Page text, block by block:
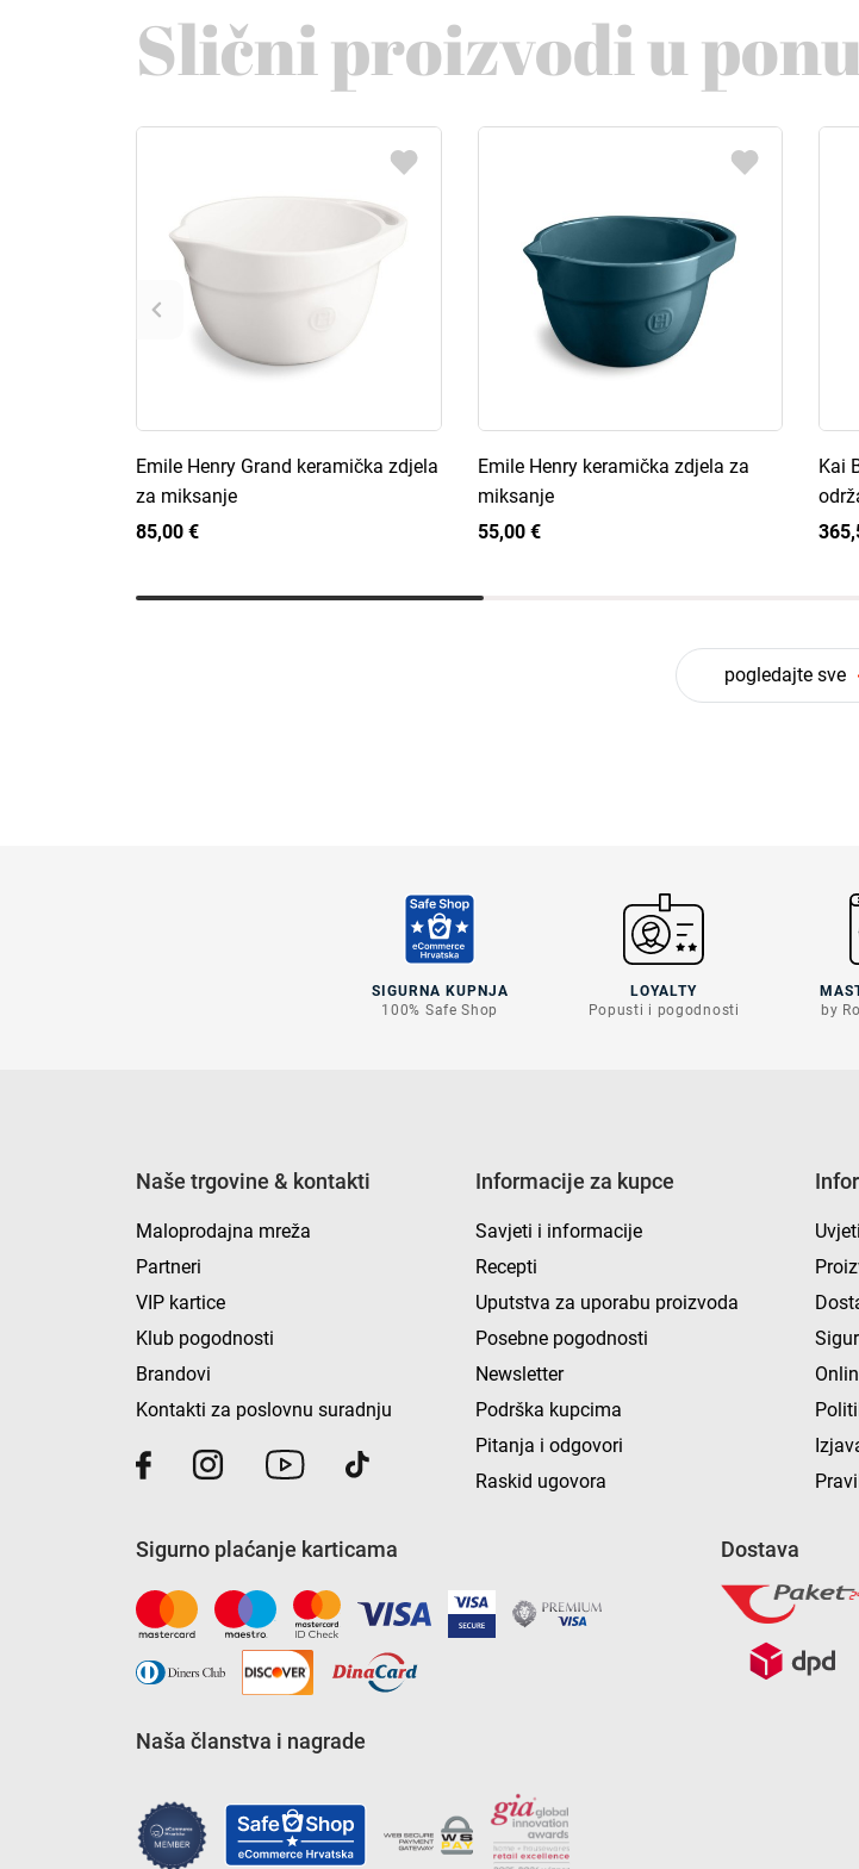
Slični proizvodi u
Emile Henry Grand keramička zdjela
za miksanje
85,00 €
Emile Henry keramička zdjela za
miksanje
55,00 €
Kai
pogledajte sve
SIGURNA KUPNJA
100% Safe Shop
LOYALTY
Popusti i pogodnosti
by
Naše trgovine & kontakti
Maloprodajna mreža
Partneri
VIP kartice
Klub pogodnosti
Brandovi
Kontakti za poslovnu suradnju
Informacije za kupce
Savjeti i informacije
Recepti
Uputstva za uporabu proizvoda
Posebne pogodnosti
Newsletter
Podrška kupcima
Pitanja i odgovori
Raskid ugovora
Sigurno plaćanje karticama
Naša članstva i nagrade
Dostava